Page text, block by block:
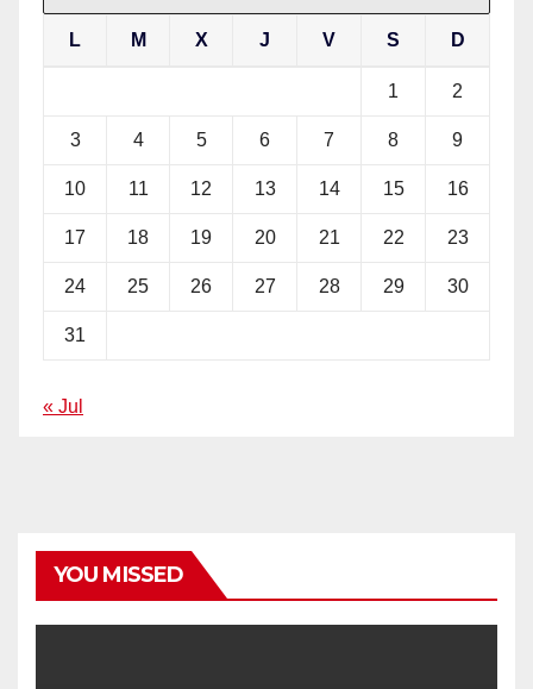
L M X J V S D
1 2
3 4 5 6 7 8 9
10 11 12 13 14 15 16
17 18 19 20 21 22 23
24 25 26 27 28 29 30
31
« Jul
YOU MISSED